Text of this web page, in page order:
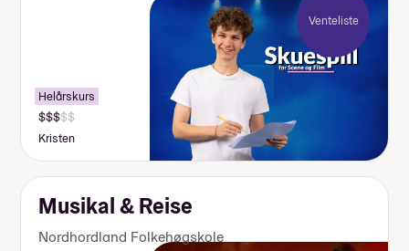
Venteliste
Helårskurs
Kristen
Musikal & Reise
Nordhordland Folkehøgskole